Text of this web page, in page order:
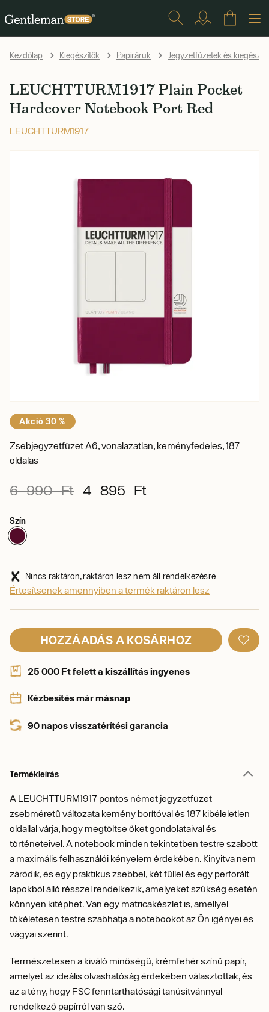
Kezdőlap Kiegészítők Papíráruk Jegyzetfüzetek és
LEUCHTTURM1917 Plain Pocket
Hardcover Notebook Port Red
LEUCHTTURM1917
Akció 30 %
Zsebjegyzetfüzet A6, vonalazatlan, keményfedeles, 187
oldalas
6 990 Ft 4 895 Ft
Szín
Nincs raktáron, raktáron lesz nem áll rendelkezésre
Értesítsenek amennyiben a termék raktáron lesz
HOZZÁADÁS A KOSÁRHOZ
25 000 Ft felett a kiszállítás ingyenes
Kézbesítés már másnap
90 napos visszatérítési garancia
Termékleírás
A LEUCHTTURM1917 pontos német jegyzetfüzet
zsebméretű változata kemény borítóval és 187 kibéleletlen
oldallal várja, hogy megtöltse őket gondolataival és
történeteivel. A notebook minden tekintetben testre szabott
a maximális felhasználói kényelem érdekében. Kinyitva nem
záródik, és egy praktikus zsebbel, két füllel és egy perforált
lapokból álló résszel rendelkezik, amelyeket szükség esetén
könnyen kitéphet. Van egy matricakészlet is, amellyel
tökéletesen testre szabhatja a notebookot az Ön igényei és
vágyai szerint.
Természetesen a kiváló minőségű, krémfehér színű papír,
amelyet az ideális olvashatóság érdekében választottak, és
az a tény, hogy FSC fenntarthatósági tanúsítvánnyal
rendelkező papírról van szó.